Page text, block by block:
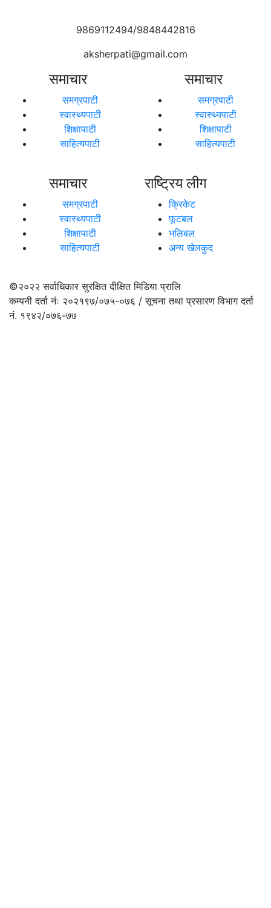
9869112494/9848442816
aksherpati@gmail.com
समाचार
समग्रपाटी
स्वास्थ्यपाटी
शिक्षापाटी
साहित्यपाटी
समाचार
समग्रपाटी
स्वास्थ्यपाटी
शिक्षापाटी
साहित्यपाटी
समाचार
समग्रपाटी
स्वास्थ्यपाटी
शिक्षापाटी
साहित्यपाटी
राष्ट्रिय लीग
क्रिकेट
फूटबल
भलिबल
अन्य खेलकुद
©२०२२सर्वाधिकार सुरक्षित दीक्षित मिडिया प्रालि
कम्पनी दर्ता नंः २०२१९७/०७५-०७६ / सूचना तथा प्रसारण विभाग दर्ता
नं. १९४२/०७६-७७